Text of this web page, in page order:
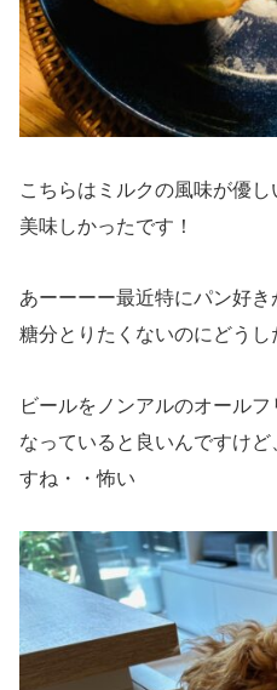
こちらはミルクの風味が優し
美味しかったです！
あーーーー最近特にパン好き
糖分とりたくないのにどうし
ビールをノンアルのオール
なっていると良いんですけ
すね・・怖い